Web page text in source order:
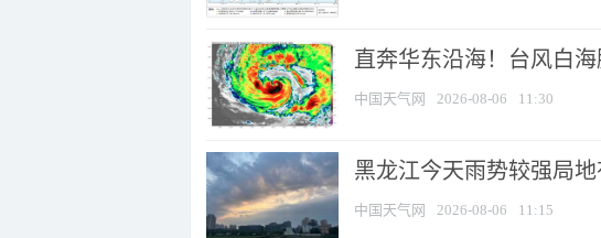
直奔华东沿海！台风白
中国天气网 2026-08-06 11:30
黑龙江今天雨势较强局
中国天气网 2026-08-06 11:15